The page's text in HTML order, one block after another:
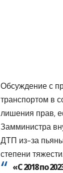
Обсуждение с
транспортом в
лишения прав,
Замминистра
ДТП из-за
степени тяжести.
«С 2018 по